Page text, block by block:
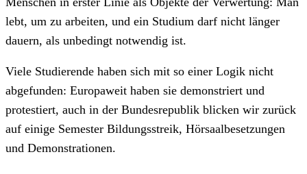
lebt, um zu arbeiten, und ein Studium darf nicht länger
dauern, als unbedingt notwendig ist.
Viele Studierende haben sich mit so einer Logik nicht
abgefunden: Europaweit haben sie demonstriert und
protestiert, auch in der Bundesrepublik blicken wir zurück
auf einige Semester Bildungsstreik, Hörsaalbesetzungen
und Demonstrationen.